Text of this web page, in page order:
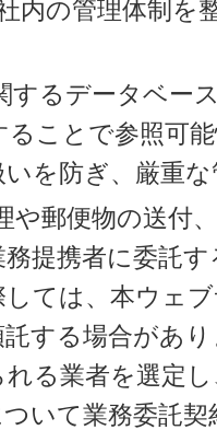
内の管理体制を
するデータベー
ことで参照可
いを防ぎ、厳重
や郵便物の送付
提携者に委託
ては、本ウェ
する場合があ
る業者を選定
いて業務委託